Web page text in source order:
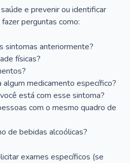
e prevenir ou identificar
perguntas como:
sintomas anteriormente?
físicas?
algum medicamento específico?
está com esse sintoma?
com o mesmo quadro de
de bebidas alcoólicas?
exames específicos (se